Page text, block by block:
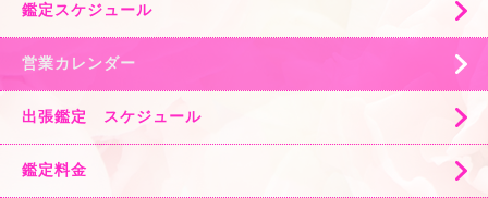
鑑定スケジュール
営業カレンダー
出張鑑定 スケジュール
鑑定料金